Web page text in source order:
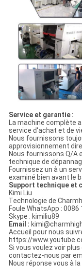
Service et garantie :
La machine complète
service d'achat et de
Nous fournissons
approvisionnement
Nous fournissons Q/A
technique de
Fournissez un à un
examiné bien avant le
Support technique et
Kimi Liu
Technologie de
Foule WhatsApp : 0086
Skype : kimiliu89
Email :
Accueil pour nous
https://
Si vous voulez voir
contactez-nous par
Nous réponse vous à